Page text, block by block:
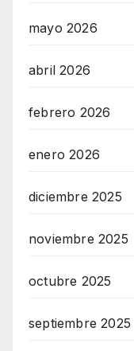
mayo 2026
abril 2026
febrero 2026
enero 2026
diciembre 2025
noviembre 2025
octubre 2025
septiembre 2025